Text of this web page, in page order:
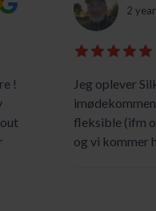
!
2
Jeg oplever
fleksible (ifm
og vi kommer